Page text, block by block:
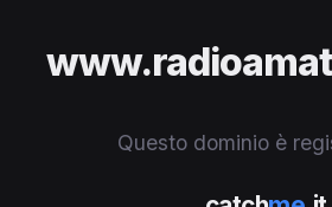
Questo dominio è